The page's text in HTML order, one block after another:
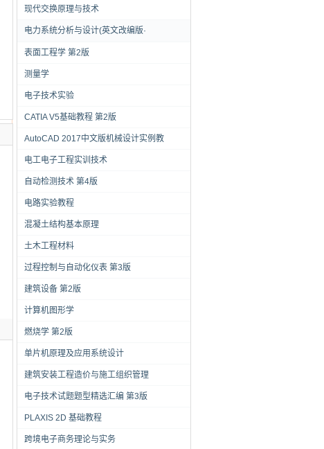
现代交换原理与技术
电力系统分析与设计(英文改编版·
表面工程学 第2版
测量学
电子技术实验
CATIA V5基础教程 第2版
AutoCAD 2017中文版机械设计实例教
电工电子工程实训技术
自动检测技术 第4版
电路实验教程
混凝土结构基本原理
土木工程材料
过程控制与自动化仪表 第3版
建筑设备 第2版
计算机图形学
燃烧学 第2版
单片机原理及应用系统设计
建筑安装工程造价与施工组织管理
电子技术试题题型精选汇编 第3版
PLAXIS 2D 基础教程
跨境电子商务理论与实务